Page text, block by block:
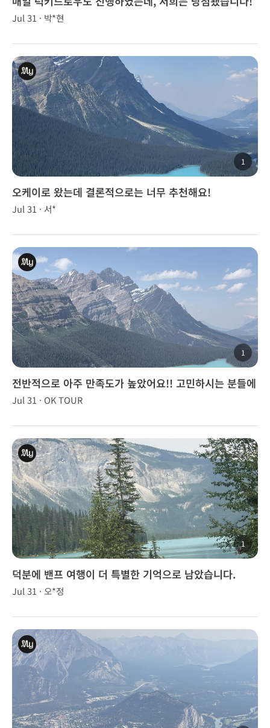
여행 중 당첨의 기쁨도 맛보았습니다.
Jul 31 · 박*현
1
오케이로 왔는데 결론적으로는 너무 추천해요!
Jul 31 · 서*
1
전반적으로 아주 만족도가 높았어요!! 고민하시는 분들에
게 강추해요🍁
Jul 31 · OK TOUR
1
덕분에 밴프 여행이 더 특별한 기억으로 남았습니다.
Jul 31 · 오*정